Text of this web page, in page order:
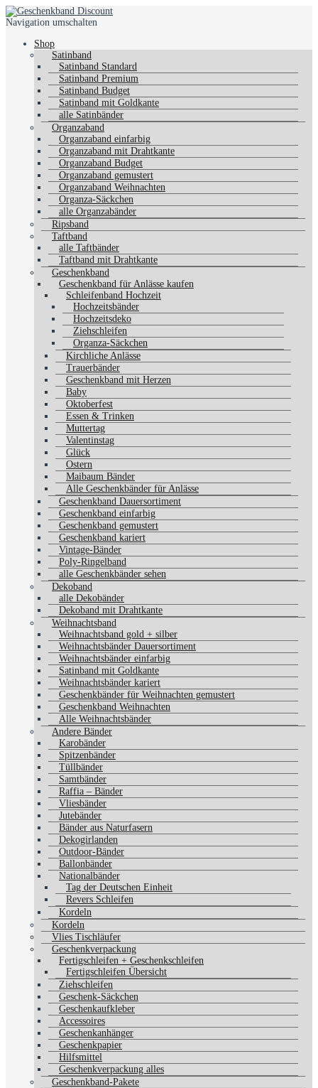
Navigation umschalten
Shop
Satinband
Satinband Standard
Satinband Premium
Satinband Budget
Satinband mit Goldkante
alle Satinbänder
Organzaband
Organzaband einfarbig
Organzaband mit Drahtkante
Organzaband Budget
Organzaband gemustert
Organzaband Weihnachten
Organza-Säckchen
alle Organzabänder
Ripsband
Taftband
alle Taftbänder
Taftband mit Drahtkante
Geschenkband
Geschenkband für Anlässe kaufen
Schleifenband Hochzeit
Hochzeitsbänder
Hochzeitsdeko
Ziehschleifen
Organza-Säckchen
Kirchliche Anlässe
Trauerbänder
Geschenkband mit Herzen
Baby
Oktoberfest
Essen & Trinken
Muttertag
Valentinstag
Glück
Ostern
Maibaum Bänder
Alle Geschenkbänder für Anlässe
Geschenkband Dauersortiment
Geschenkband einfarbig
Geschenkband gemustert
Geschenkband kariert
Vintage-Bänder
Poly-Ringelband
alle Geschenkbänder sehen
Dekoband
alle Dekobänder
Dekoband mit Drahtkante
Weihnachtsband
Weihnachtsband gold + silber
Weihnachtsbänder Dauersortiment
Weihnachtsbänder einfarbig
Satinband mit Goldkante
Weihnachtsbänder kariert
Geschenkbänder für Weihnachten gemustert
Geschenkband Weihnachten
Alle Weihnachtsbänder
Andere Bänder
Karobänder
Spitzenbänder
Tüllbänder
Samtbänder
Raffia – Bänder
Vliesbänder
Jutebänder
Bänder aus Naturfasern
Dekogirlanden
Outdoor-Bänder
Ballonbänder
Nationalbänder
Tag der Deutschen Einheit
Revers Schleifen
Kordeln
Kordeln
Vlies Tischläufer
Geschenkverpackung
Fertigschleifen + Geschenkschleifen
Fertigschleifen Übersicht
Ziehschleifen
Geschenk-Säckchen
Geschenkaufkleber
Accessoires
Geschenkanhänger
Geschenkpapier
Hilfsmittel
Geschenkverpackung alles
Geschenkband-Pakete